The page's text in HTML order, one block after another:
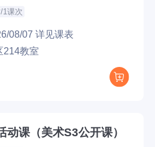
1课次
08/07 详见课表
214教室
动课（美术S3公开课）